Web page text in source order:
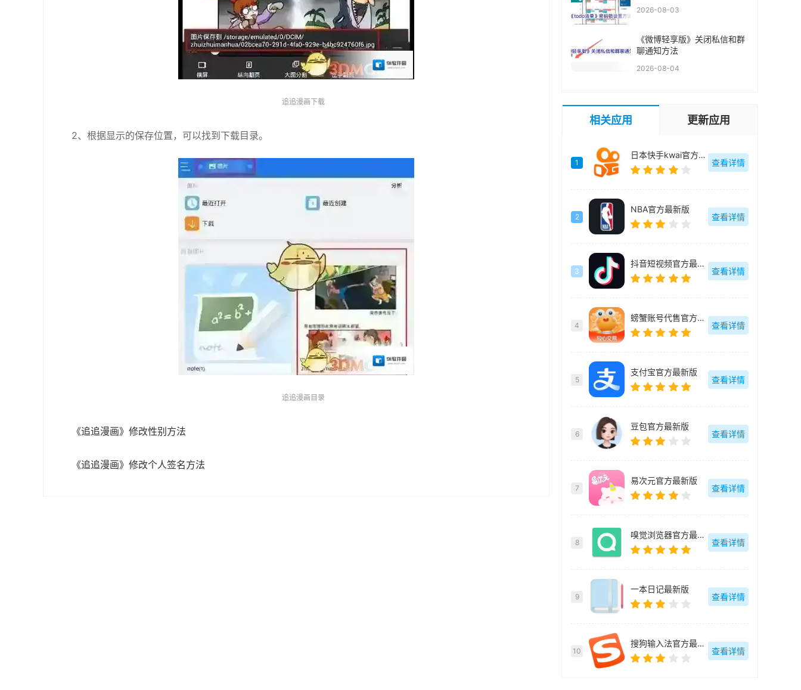
追追漫画下载
2、根据显示的保存位置，可以找到下载目录。
追追漫画目录
《追追漫画》修改性别方法
《追追漫画》修改个人签名方法
2026-08-03
《微博轻享版》关闭私信和群
聊通知方法
2026-08-04
相关应用 更新应用
1
日本快手kwai官方最新版
查看详情
2
NBA官方最新版
查看详情
3
抖音短视频官方最新版
查看详情
4
螃蟹账号代售官方最新版
查看详情
5
支付宝官方最新版
查看详情
6
豆包官方最新版
查看详情
7
易次元官方最新版
查看详情
8
嗅觉浏览器官方最新版
查看详情
9
一本日记最新版
查看详情
10
搜狗输入法官方最新版
查看详情